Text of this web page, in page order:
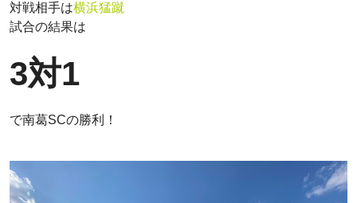
対戦相手は横浜猛蹴
試合の結果は
3対1
で南葛SCの勝利！